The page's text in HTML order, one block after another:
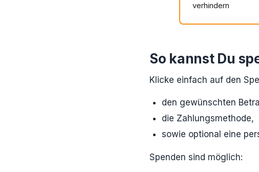
verhindern
So kannst Du
Klicke einfach auf den
den gewünschten
die Zahlungsmethode,
sowie optional eine
Spenden sind möglich: